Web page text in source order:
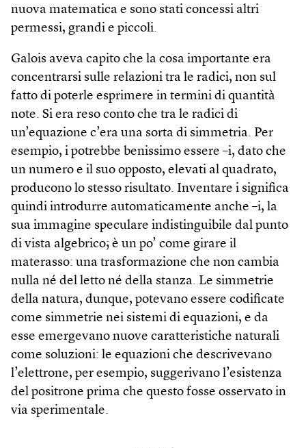
nuova matematica e sono stati concessi altri
permessi, grandi e piccoli.
Galois aveva capito che la cosa importante era
concentrarsi sulle relazioni tra le radici, non sul
fatto di poterle esprimere in termini di quantità
note. Si era reso conto che tra le radici di
un’equazione c’era una sorta di simmetria. Per
esempio, i potrebbe benissimo essere –i, dato che
un numero e il suo opposto, elevati al quadrato,
producono lo stesso risultato. Inventare i significa
quindi introdurre automaticamente anche –i, la
sua immagine speculare indistinguibile dal punto
di vista algebrico; è un po’ come girare il
materasso: una trasformazione che non cambia
nulla né del letto né della stanza. Le simmetrie
della natura, dunque, potevano essere codificate
come simmetrie nei sistemi di equazioni, e da
esse emergevano nuove caratteristiche naturali
come soluzioni: le equazioni che descrivevano
l’elettrone, per esempio, suggerivano l’esistenza
del positrone prima che questo fosse osservato in
via speri­mentale.